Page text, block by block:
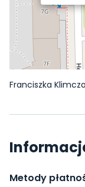
Franciszka
Metody